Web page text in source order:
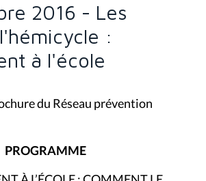
2016 - Les
:
à l'école
du Réseau prévention
PROGRAMME